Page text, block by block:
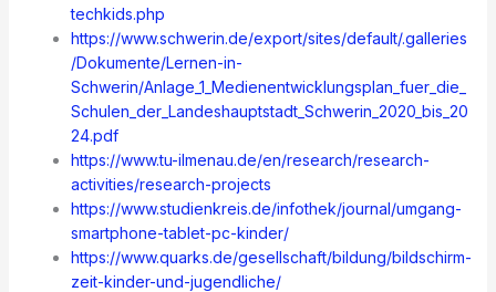
techkids.php
https://www.schwerin.de/export/sites/default/.galleries
/Dokumente/Lernen-in-
Schwerin/Anlage_1_Medienentwicklungsplan_fuer_die_
Schulen_der_Landeshauptstadt_Schwerin_2020_bis_20
24.pdf
https://www.tu-ilmenau.de/en/research/research-
activities/research-projects
https://www.studienkreis.de/infothek/journal/umgang-
smartphone-tablet-pc-kinder/
https://www.quarks.de/gesellschaft/bildung/bildschirm-
zeit-kinder-und-jugendliche/